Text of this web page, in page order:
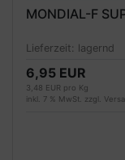
MONDIAL-F
Lieferzeit: lagernd
6,95 EUR
3,48 EUR pro Kg
inkl. 7 % MwSt. zzgl.